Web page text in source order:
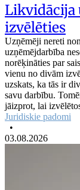
Likvidācija
izvēlēties
Uzņēmēji nereti
uzņēmējdarbība
norēķināties par
vienu no divām
uzskats, ka tās ir
savu darbību.
jāizprot, lai
Juridiskie padomi
•
03.08.2026